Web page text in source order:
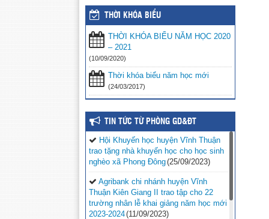
THỜI KHÓA BIỂU
THỜI KHÓA BIỂU NĂM HỌC 2020
– 2021
(10/09/2020)
Thời khóa biểu năm học mới
(24/03/2017)
TIN TỨC TỪ PHÒNG GD&ĐT
Hội Khuyến học huyện Vĩnh Thuận
trao tặng nhà khuyến học cho học sinh
nghèo xã Phong Đông(25/09/2023)
Agribank chi nhánh huyện Vĩnh
Thuận Kiên Giang II trao tập cho 22
trường nhân lễ khai giảng năm học mới
2023-2024(11/09/2023)